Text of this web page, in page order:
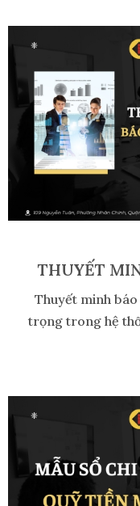
THUYẾT
Thuyết minh
trọng trong hệ